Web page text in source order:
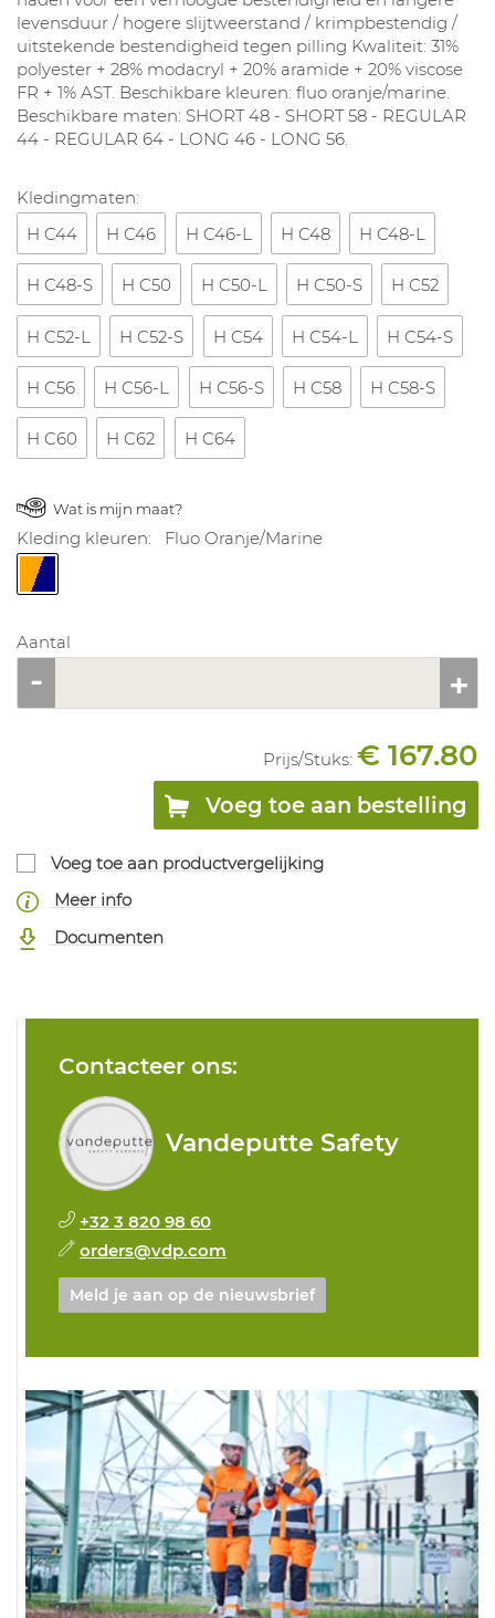
levensduur / hogere slijtweerstand / krimpbestendig /
uitstekende bestendigheid tegen pilling Kwaliteit: 31%
polyester + 28% modacryl + 20% aramide + 20% viscose
FR + 1% AST. Beschikbare kleuren: fluo oranje/marine.
Beschikbare maten: SHORT 48 - SHORT 58 - REGULAR
44 - REGULAR 64 - LONG 46 - LONG 56.
Kledingmaten:
H C44
H C46 H C46-L H C48 H C48-L
H C48-S H C50 H C50-L H C50-S H C52
H C52-L H C52-S H C54 H C54-L H C54-S
H C56 H C56-L H C56-S H C58 H C58-S
H C60 H C62 H C64
Wat is mijn maat?
Kleding kleuren: Fluo Oranje/Marine
Aantal
Prijs/Stuks: € 167.80
Voeg toe aan bestelling
Voeg toe aan productvergelijking
Meer info
Documenten
Contacteer ons:
Vandeputte Safety
+32 3 820 98 60
orders@vdp.com
Meld je aan op de nieuwsbrief